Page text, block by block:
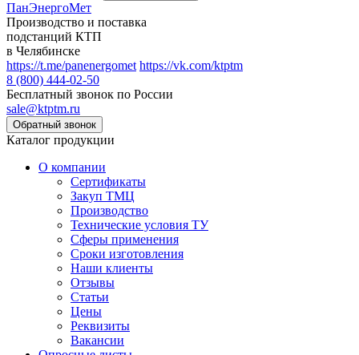
ПанЭнергоМет
Производство и поставка
подстанций КТП
в Челябинске
https://t.me/panenergomet https://vk.com/ktptm
8 (800) 444-02-50
Бесплатный звонок по России
sale@ktptm.ru
Каталог продукции
О компании
Сертификаты
Закуп ТМЦ
Производство
Технические условия ТУ
Сферы применения
Сроки изготовления
Наши клиенты
Отзывы
Статьи
Цены
Реквизиты
Вакансии